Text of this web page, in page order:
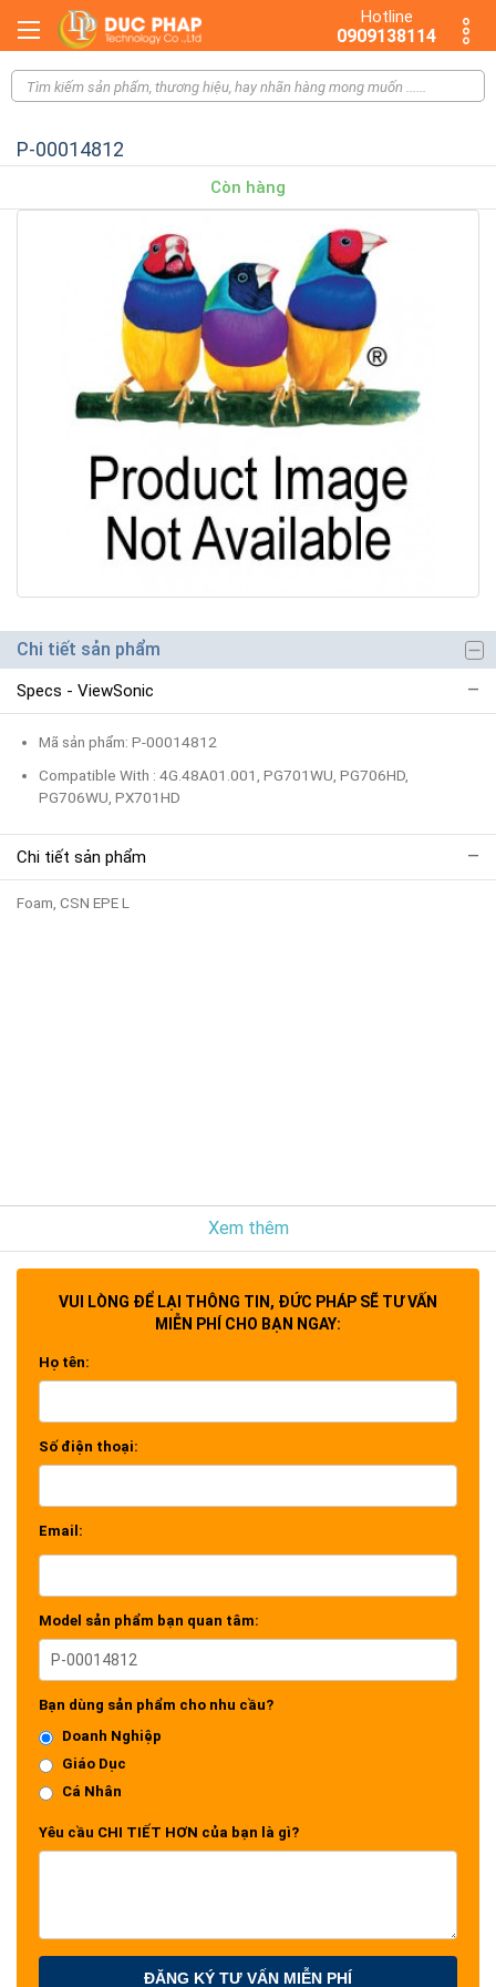
Hotline
0909138114
P-00014812
Còn hàng
Chi tiết sản phẩm
Specs - ViewSonic
Mã sản phẩm: P-00014812
Compatible With : 4G.48A01.001, PG701WU, PG706HD,
PG706WU, PX701HD
Chi tiết sản phẩm
Foam, CSN EPE L
Xem thêm
VUI LÒNG ĐỂ LẠI THÔNG TIN, ĐỨC PHÁP SẼ TƯ VẤN
MIỄN PHÍ CHO BẠN NGAY:
Họ tên:
Số điện thoại:
Email:
Model sản phẩm bạn quan tâm:
Bạn dùng sản phẩm cho nhu cầu?
Doanh Nghiệp
Giáo Dục
Cá Nhân
Yêu cầu CHI TIẾT HƠN của bạn là gì?
ĐĂNG KÝ TƯ VẤN MIỄN PHÍ